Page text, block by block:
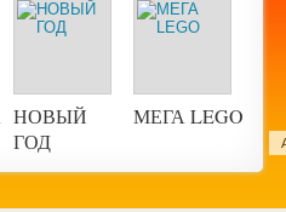
НОВЫЙ
ГОД
МЕГА LEGO